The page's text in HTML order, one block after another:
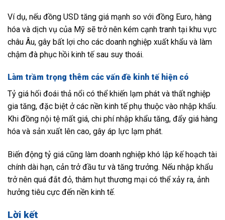
Ví dụ, nếu đồng USD tăng giá mạnh so với đồng Euro, hàng
hóa và dịch vụ của Mỹ sẽ trở nên kém cạnh tranh tại khu vực
châu Âu, gây bất lợi cho các doanh nghiệp xuất khẩu và làm
chậm đà phục hồi kinh tế sau suy thoái.
Làm trầm trọng thêm các vấn đề kinh tế hiện có
Tỷ giá hối đoái thả nổi có thể khiến lạm phát và thất nghiệp
gia tăng, đặc biệt ở các nền kinh tế phụ thuộc vào nhập khẩu.
Khi đồng nội tệ mất giá, chi phí nhập khẩu tăng, đẩy giá hàng
hóa và sản xuất lên cao, gây áp lực lạm phát.
Biến động tỷ giá cũng làm doanh nghiệp khó lập kế hoạch tài
chính dài hạn, cản trở đầu tư và tăng trưởng. Nếu nhập khẩu
trở nên quá đắt đỏ, thâm hụt thương mại có thể xảy ra, ảnh
hưởng tiêu cực đến nền kinh tế.
Lời kết